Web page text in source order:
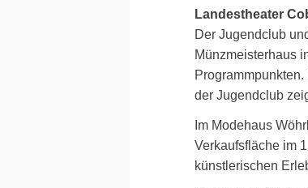
Landestheater
Der Jugendclub
Münzmeisterhaus
der Jugendclub
Im Modehaus
Verkaufsfläche im
künstlerischen